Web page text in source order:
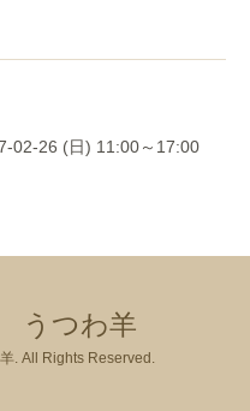
02-26 (日) 11:00～17:00
うつわ羊
. All Rights Reserved.